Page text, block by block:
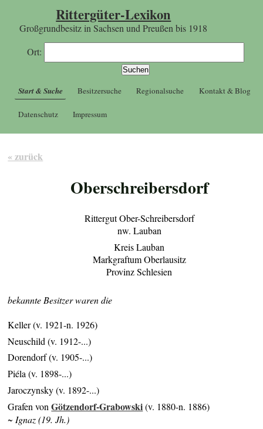
Rittergüter-Lexikon
Großgrundbesitz in Sachsen und Preußen bis 1918
Ort:
Start & Suche Besitzersuche Regionalsuche Kontakt & Blog
Datenschutz Impressum
« zurück
Oberschreibersdorf
Rittergut Ober-Schreibersdorf
nw. Lauban
Kreis Lauban
Markgraftum Oberlausitz
Provinz Schlesien
bekannte Besitzer waren die
Keller (v. 1921-n. 1926)
Neuschild (v. 1912-...)
Dorendorf (v. 1905-...)
Piéla (v. 1898-...)
Jaroczynsky (v. 1892-...)
Grafen vonGötzendorf-Grabowski(v. 1880-n. 1886)
~ Ignaz (19. Jh.)